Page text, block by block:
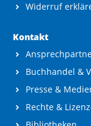
Widerruf
Kontakt
Buchhandel &
Presse &
Rechte &